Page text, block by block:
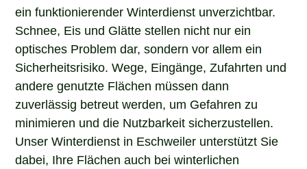
ein funktionierender Winterdienst unverzichtbar.
Schnee, Eis und Glätte stellen nicht nur ein
optisches Problem dar, sondern vor allem ein
Sicherheitsrisiko. Wege, Eingänge, Zufahrten und
andere genutzte Flächen müssen dann
zuverlässig betreut werden, um Gefahren zu
minimieren und die Nutzbarkeit sicherzustellen.
Unser Winterdienst in Eschweiler unterstützt Sie
dabei, Ihre Flächen auch bei winterlichen